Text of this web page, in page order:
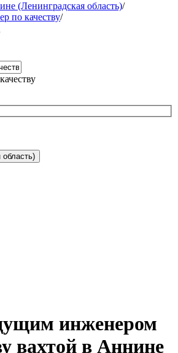
(Ленинградская область)/
по качеству/
область)
инженером
вахтой в Аннине